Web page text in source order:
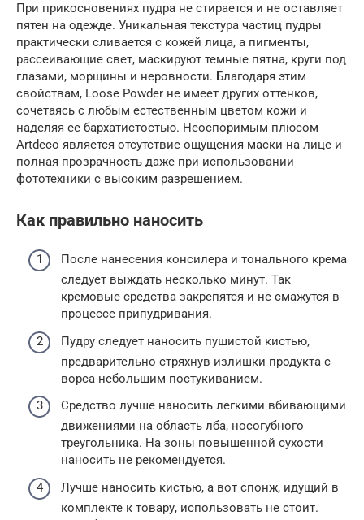
При прикосновениях пудра не стирается и не оставляет
пятен на одежде. Уникальная текстура частиц пудры
практически сливается с кожей лица, а пигменты,
рассеивающие свет, маскируют темные пятна, круги под
глазами, морщины и неровности. Благодаря этим
свойствам, Loose Powder не имеет других оттенков,
сочетаясь с любым естественным цветом кожи и
наделяя ее бархатистостью. Неоспоримым плюсом
Artdeco является отсутствие ощущения маски на лице и
полная прозрачность даже при использовании
фототехники с высоким разрешением.
Как правильно наносить
После нанесения консилера и тонального крема
следует выждать несколько минут. Так
кремовые средства закрепятся и не смажутся в
процессе припудривания.
Пудру следует наносить пушистой кистью,
предварительно стряхнув излишки продукта с
ворса небольшим постукиванием.
Средство лучше наносить легкими вбивающими
движениями на область лба, носогубного
треугольника. На зоны повышенной сухости
наносить не рекомендуется.
Лучше наносить кистью, а вот спонж, идущий в
комплекте к товару, использовать не стоит.